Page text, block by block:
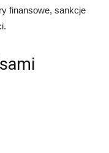
finansowe, sankcje